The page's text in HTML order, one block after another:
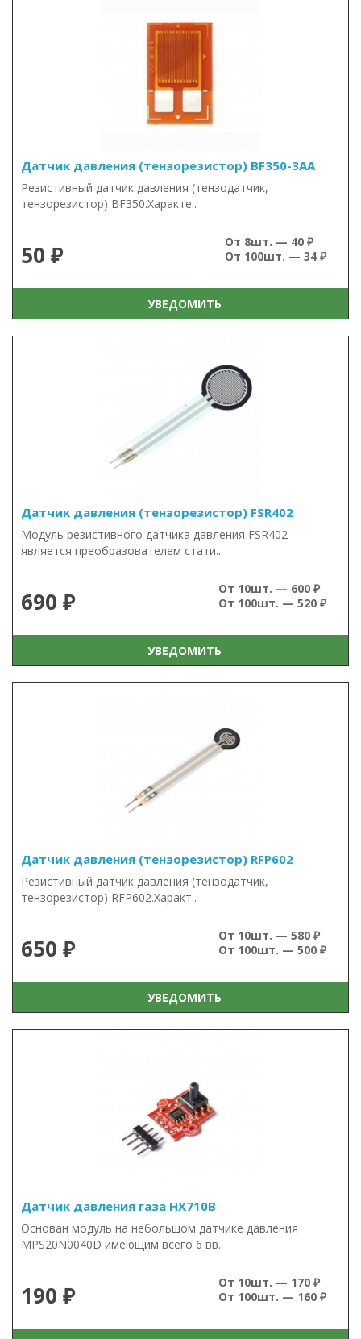
Датчик давления (тензорезистор) BF350-3AA
Резистивный датчик давления (тензодатчик,
тензорезистор) BF350.Характе..
50 ₽
От 8шт. — 40 ₽
От 100шт. — 34 ₽
УВЕДОМИТЬ
Датчик давления (тензорезистор) FSR402
Модуль резистивного датчика давления FSR402
является преобразователем стати..
690 ₽
От 10шт. — 600 ₽
От 100шт. — 520 ₽
УВЕДОМИТЬ
Датчик давления (тензорезистор) RFP602
Резистивный датчик давления (тензодатчик,
тензорезистор) RFP602.Характ..
650 ₽
От 10шт. — 580 ₽
От 100шт. — 500 ₽
УВЕДОМИТЬ
Датчик давления газа HX710B
Основан модуль на небольшом датчике давления
MPS20N0040D имеющим всего 6 вв..
190 ₽
От 10шт. — 170 ₽
От 100шт. — 160 ₽